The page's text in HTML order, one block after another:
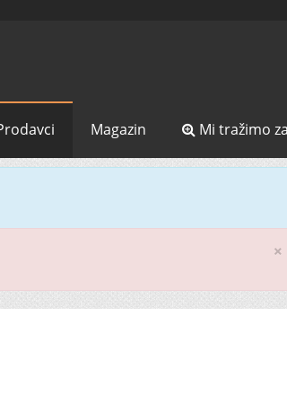
Magazin Mi tražimo
×